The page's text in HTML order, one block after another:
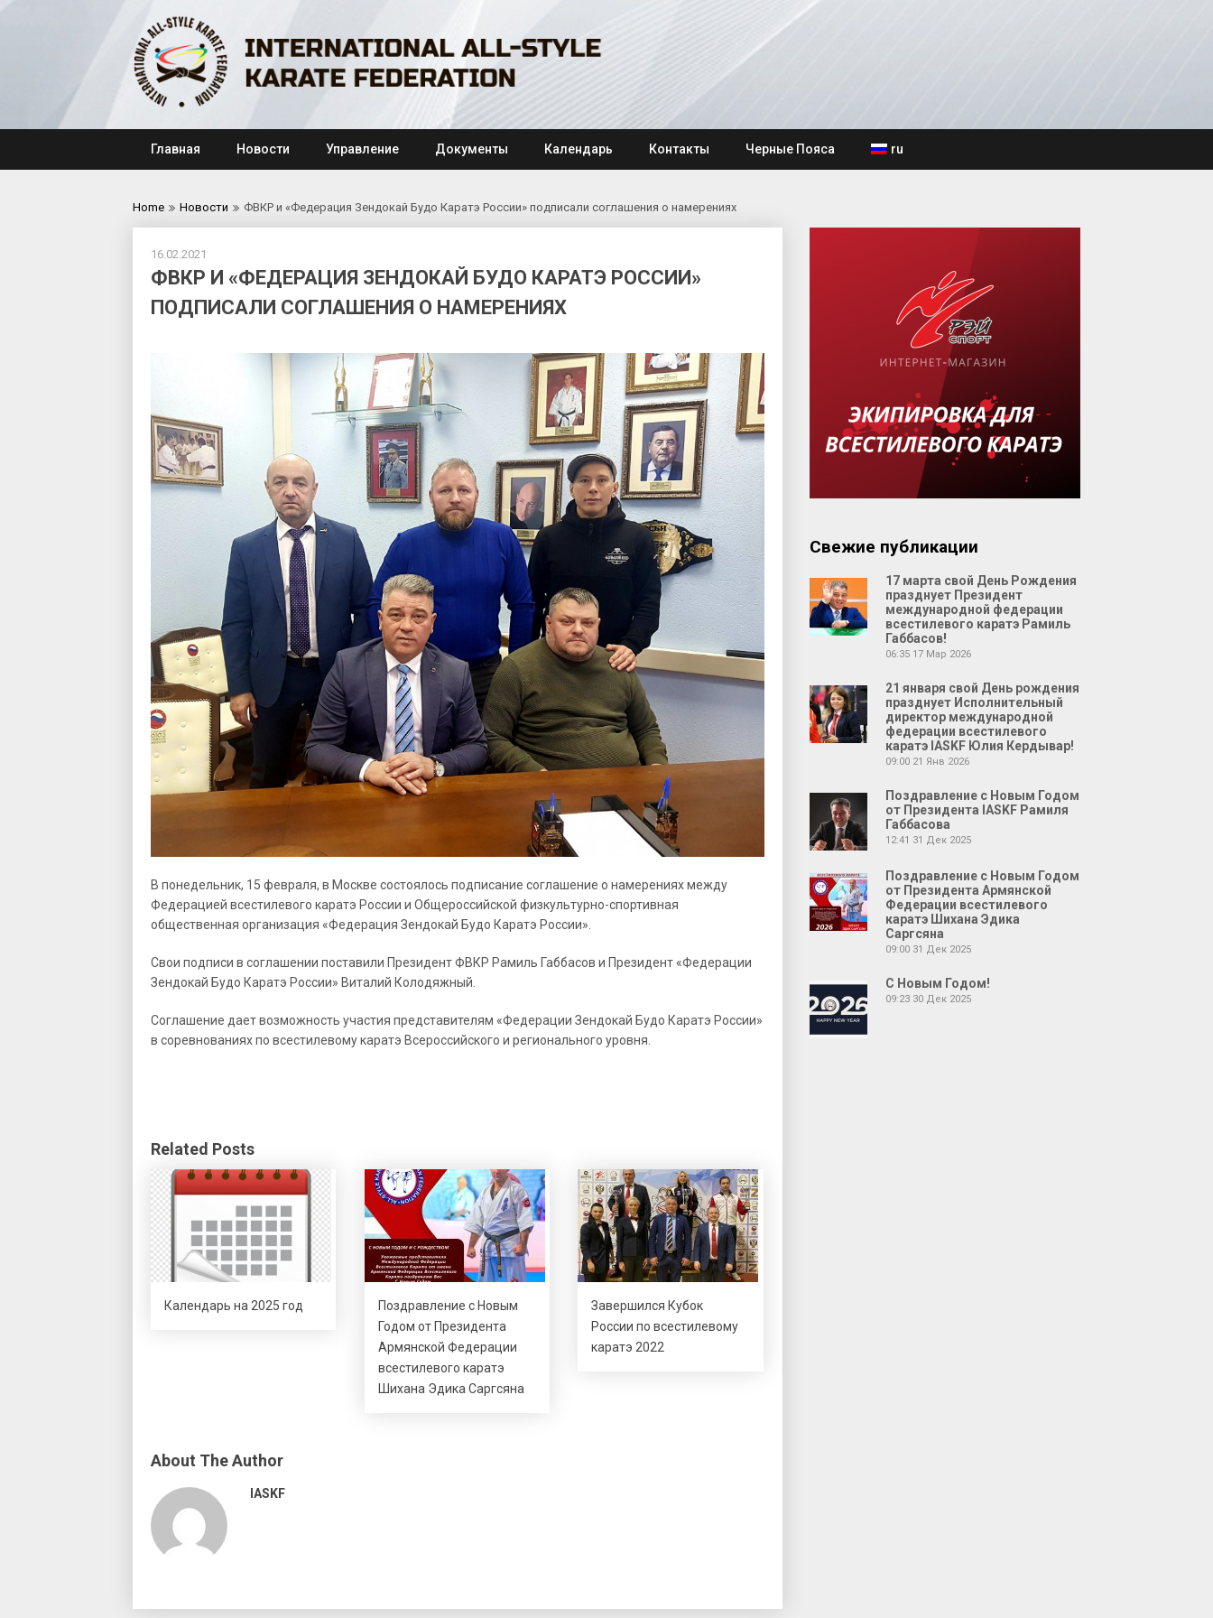
Главная Новости Управление Документы Календарь Контакты Черные Пояса ru
Home Новости ФВКР и «Федерация Зендокай Будо Каратэ России» подписали соглашения о намерениях
16.02.2021
ФВКР И «ФЕДЕРАЦИЯ ЗЕНДОКАЙ БУДО КАРАТЭ РОССИИ»
ПОДПИСАЛИ СОГЛАШЕНИЯ О НАМЕРЕНИЯХ
В понедельник, 15 февраля, в Москве состоялось подписание соглашение о намерениях между
Федерацией всестилевого каратэ России и Общероссийской физкультурно-спортивная
общественная организация «Федерация Зендокай Будо Каратэ России».
Свои подписи в соглашении поставили Президент ФВКР Рамиль Габбасов и Президент «Федерации
Зендокай Будо Каратэ России» Виталий Колодяжный.
Соглашение дает возможность участия представителям «Федерации Зендокай Будо Каратэ России»
в соревнованиях по всестилевому каратэ Всероссийского и регионального уровня.
Related Posts
Календарь на 2025 год
Поздравление с Новым
Годом от Президента
Армянской Федерации
всестилевого каратэ
Шихана Эдика Саргсяна
Завершился Кубок
России по всестилевому
каратэ 2022
About The Author
IASKF
Свежие публикации
17 марта свой День Рождения
празднует Президент
международной федерации
всестилевого каратэ Рамиль
Габбасов!
06:35 17 Мар 2026
21 января свой День рождения
празднует Исполнительный
директор международной
федерации всестилевого
каратэ IASKF Юлия Кердывар!
09:00 21 Янв 2026
Поздравление с Новым Годом
от Президента IASKF Рамиля
Габбасова
12:41 31 Дек 2025
Поздравление с Новым Годом
от Президента Армянской
Федерации всестилевого
каратэ Шихана Эдика
Саргсяна
09:00 31 Дек 2025
С Новым Годом!
09:23 30 Дек 2025